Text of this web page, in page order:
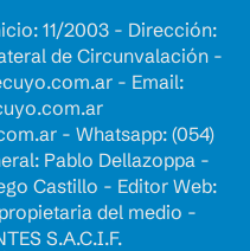
11/2003 - Dirección:
de Circunvalación -
- Email:
- Whatsapp: (054)
Pablo Dellazoppa -
Castillo - Editor Web:
del medio -
S.A.C.I.F.